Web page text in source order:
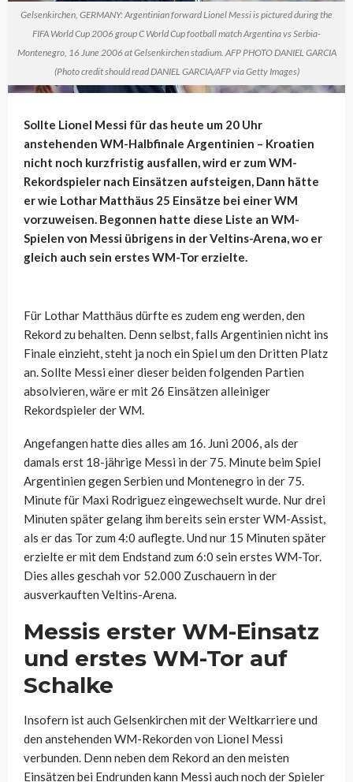
Gelsenkirchen, GERMANY: Argentinian forward Lionel Messi is pictured during the
FIFA World Cup 2006 group C World Cup football match Argentina vs Serbia-
Montenegro, 16 June 2006 at Gelsenkirchen stadium. AFP PHOTO DANIEL GARCIA
(Photo credit should read DANIEL GARCIA/AFP via Getty Images)
Sollte Lionel Messi für das heute um 20 Uhr
anstehenden WM-Halbfinale Argentinien – Kroatien
nicht noch kurzfristig ausfallen, wird er zum WM-
Rekordspieler nach Einsätzen aufsteigen, Dann hätte
er wie Lothar Matthäus 25 Einsätze bei einer WM
vorzuweisen. Begonnen hatte diese Liste an WM-
Spielen von Messi übrigens in der Veltins-Arena, wo er
gleich auch sein erstes WM-Tor erzielte.
Für Lothar Matthäus dürfte es zudem eng werden, den
Rekord zu behalten. Denn selbst, falls Argentinien nicht ins
Finale einzieht, steht ja noch ein Spiel um den Dritten Platz
an. Sollte Messi einer dieser beiden folgenden Partien
absolvieren, wäre er mit 26 Einsätzen alleiniger
Rekordspieler der WM.
Angefangen hatte dies alles am 16. Juni 2006, als der
damals erst 18-jährige Messi in der 75. Minute beim Spiel
Argentinien gegen Serbien und Montenegro in der 75.
Minute für Maxi Rodriguez eingewechselt wurde. Nur drei
Minuten später gelang ihm bereits sein erster WM-Assist,
als er das Tor zum 4:0 auflegte. Und nur 15 Minuten später
erzielte er mit dem Endstand zum 6:0 sein erstes WM-Tor.
Dies alles geschah vor 52.000 Zuschauern in der
ausverkauften Veltins-Arena.
Messis erster WM-Einsatz
und erstes WM-Tor auf
Schalke
Insofern ist auch Gelsenkirchen mit der Weltkarriere und
den anstehenden WM-Rekorden von Lionel Messi
verbunden. Denn neben dem Rekord an den meisten
Einsätzen bei Endrunden kann Messi auch noch der Spieler